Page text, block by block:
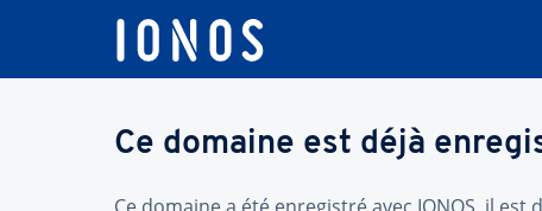
Ce domaine est déjà